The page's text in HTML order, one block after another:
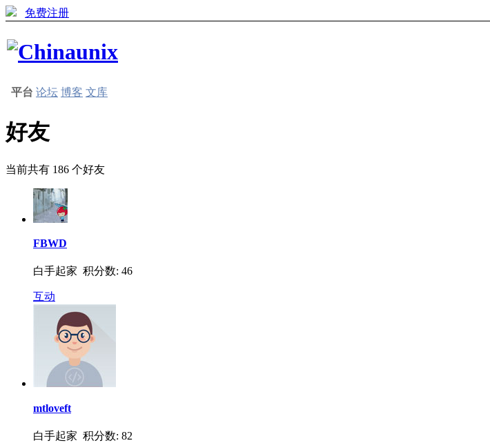
免费注册
平台 论坛 博客 文库
好友
当前共有 186 个好友
FBWD
白手起家 积分数: 46
互动
mtloveft
白手起家 积分数: 82